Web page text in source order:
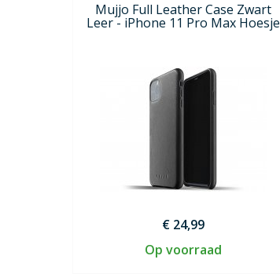
Mujjo Full Leather Case Zwart
Leer - iPhone 11 Pro Max Hoesje
€ 24,99
Op voorraad